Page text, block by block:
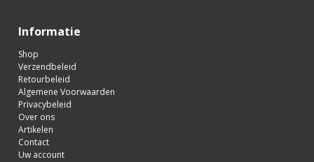
Informatie
Shop
Verzendbeleid
Retourbeleid
Algemene Voorwaarden
Privacybeleid
Over ons
Artikelen
Contact
Uw account